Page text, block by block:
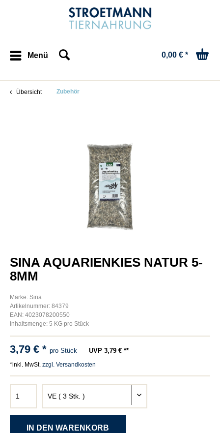
Menü 0,00 € *
Übersicht Zubehör
SINA AQUARIENKIES NATUR 5-
8MM
Marke: Sina
Artikelnummer: 84379
EAN: 4023078200550
Inhaltsmenge: 5 KG pro Stück
3,79 € * pro Stück UVP 3,79 € **
*inkl. MwSt. zzgl. Versandkosten